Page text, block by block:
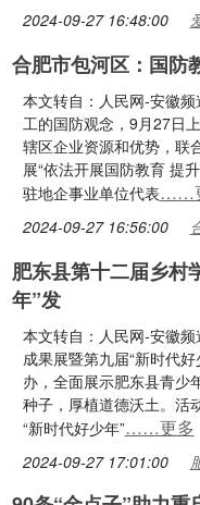
2024-09-27 16:48:00
合肥市包河区：国防
本文转自：人民网-安徽
工的国防观念，9月27日
辖区企业资源和优势，联
展“依法开展国防教育 提
驻地企事业单位代表……
2024-09-27 16:56:00
肥东县第十二届乡村
年”发
本文转自：人民网-安徽
成果展暨第九届“新时代
办，全面展示肥东县青少
种子，厚植道德沃土。活
“新时代好少年”……更多
2024-09-27 17:01:00